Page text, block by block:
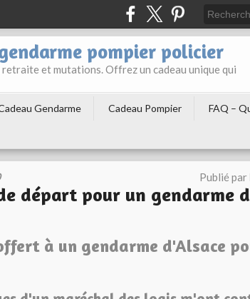
pompier policier
et mutations. Offrez un cadeau unique qui
Gendarme Cadeau Pompier
FAQ –
Publié par
départ pour un gendarme
à un gendarme d'Alsace